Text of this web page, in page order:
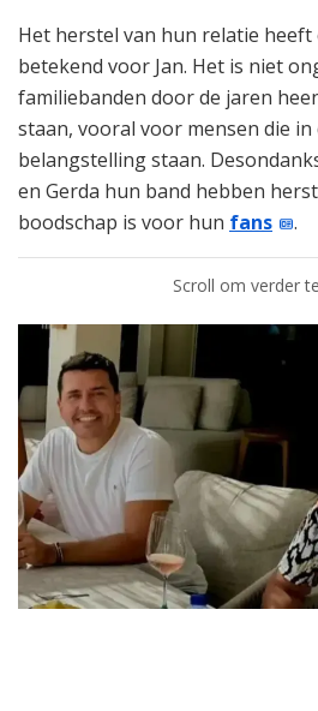
Het herstel van hun relatie
betekend voor Jan. Het is niet
familiebanden door de jaren
staan, vooral voor mensen die in
belangstelling staan.
en Gerda hun band hebben
boodschap is voor hun fans .
Scroll om verder